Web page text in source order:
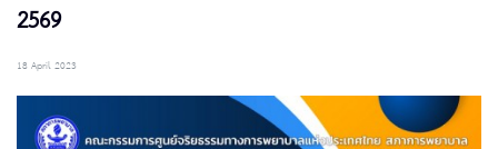
2569
18 April 2023